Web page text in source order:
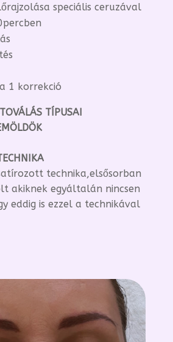
speciális ceruzával
1 korrekció
TÍPUSAI
technika,elsősorban
akiknek egyáltalán nincsen
eddig is ezzel a technikával